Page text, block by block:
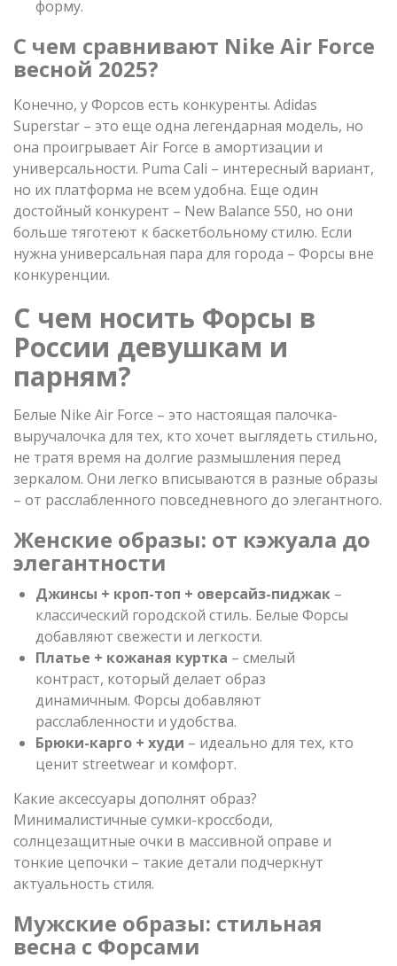
форму.
С чем сравнивают Nike Air Force
весной 2025?
Конечно, у Форсов есть конкуренты. Adidas
Superstar – это еще одна легендарная модель, но
она проигрывает Air Force в амортизации и
универсальности. Puma Cali – интересный вариант,
но их платформа не всем удобна. Еще один
достойный конкурент – New Balance 550, но они
больше тяготеют к баскетбольному стилю. Если
нужна универсальная пара для города – Форсы вне
конкуренции.
С чем носить Форсы в
России девушкам и
парням?
Белые Nike Air Force – это настоящая палочка-
выручалочка для тех, кто хочет выглядеть стильно,
не тратя время на долгие размышления перед
зеркалом. Они легко вписываются в разные образы
– от расслабленного повседневного до элегантного.
Женские образы: от кэжуала до
элегантности
Джинсы + кроп-топ + оверсайз-пиджак –
классический городской стиль. Белые Форсы
добавляют свежести и легкости.
Платье + кожаная куртка – смелый
контраст, который делает образ
динамичным. Форсы добавляют
расслабленности и удобства.
Брюки-карго + худи – идеально для тех, кто
ценит streetwear и комфорт.
Какие аксессуары дополнят образ?
Минималистичные сумки-кроссбоди,
солнцезащитные очки в массивной оправе и
тонкие цепочки – такие детали подчеркнут
актуальность стиля.
Мужские образы: стильная
весна с Форсами